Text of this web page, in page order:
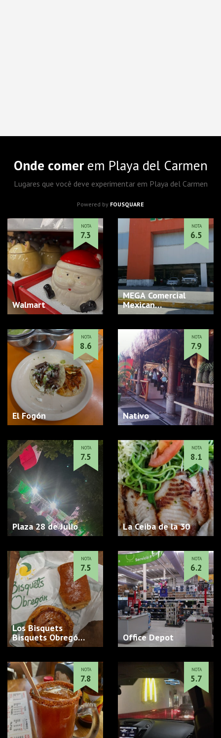
Onde comerem Playa del Carmen
Lugares que você deve experimentar em Playa del Carmen
Powered by FOUSQUARE
Walmart
NOTA
7.3
MEGA Comercial
Mexican…
NOTA
6.5
El Fogón
NOTA
8.6
Nativo
NOTA
7.9
Plaza 28 de Julio
NOTA
7.5
La Ceiba de la 30
NOTA
8.1
Los Bisquets
Bisquets Obregó…
NOTA
7.5
Office Depot
NOTA
6.2
NOTA
7.8
NOTA
5.7